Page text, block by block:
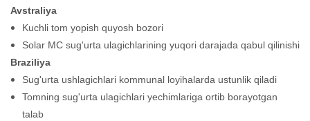
Avstraliya
Kuchli tom yopish quyosh bozori
Solar MC sug'urta ulagichlarining yuqori darajada qabul qilinishi
Braziliya
Sug'urta ushlagichlari kommunal loyihalarda ustunlik qiladi
Tomning sug'urta ulagichlari yechimlariga ortib borayotgan
talab